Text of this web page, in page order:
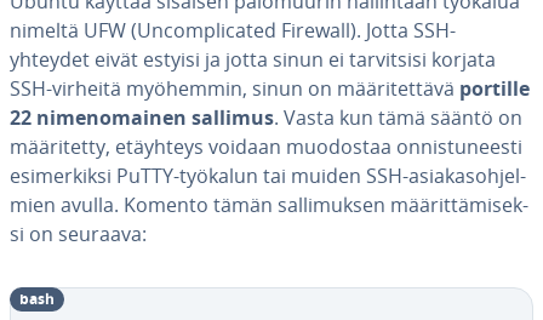
nimeltä UFW (Uncomplica­ted Firewall). Jotta SSH-
yhteydet eivät estyisi ja jotta sinun ei tar­vit­si­si korjata
SSH-virheitä myöhemmin, sinun on mää­ri­tet­tä­vä portille
22 ni­men­omai­nen sallimus. Vasta kun tämä sääntö on
mää­ri­tet­ty, etäyhteys voidaan muodostaa on­nis­tu­nees­ti
esi­mer­kik­si PuTTY-työkalun tai muiden SSH-asia­kas­oh­jel­
mien avulla. Komento tämän sal­li­muk­sen mää­rit­tä­mi­sek­
si on seuraava:
bash